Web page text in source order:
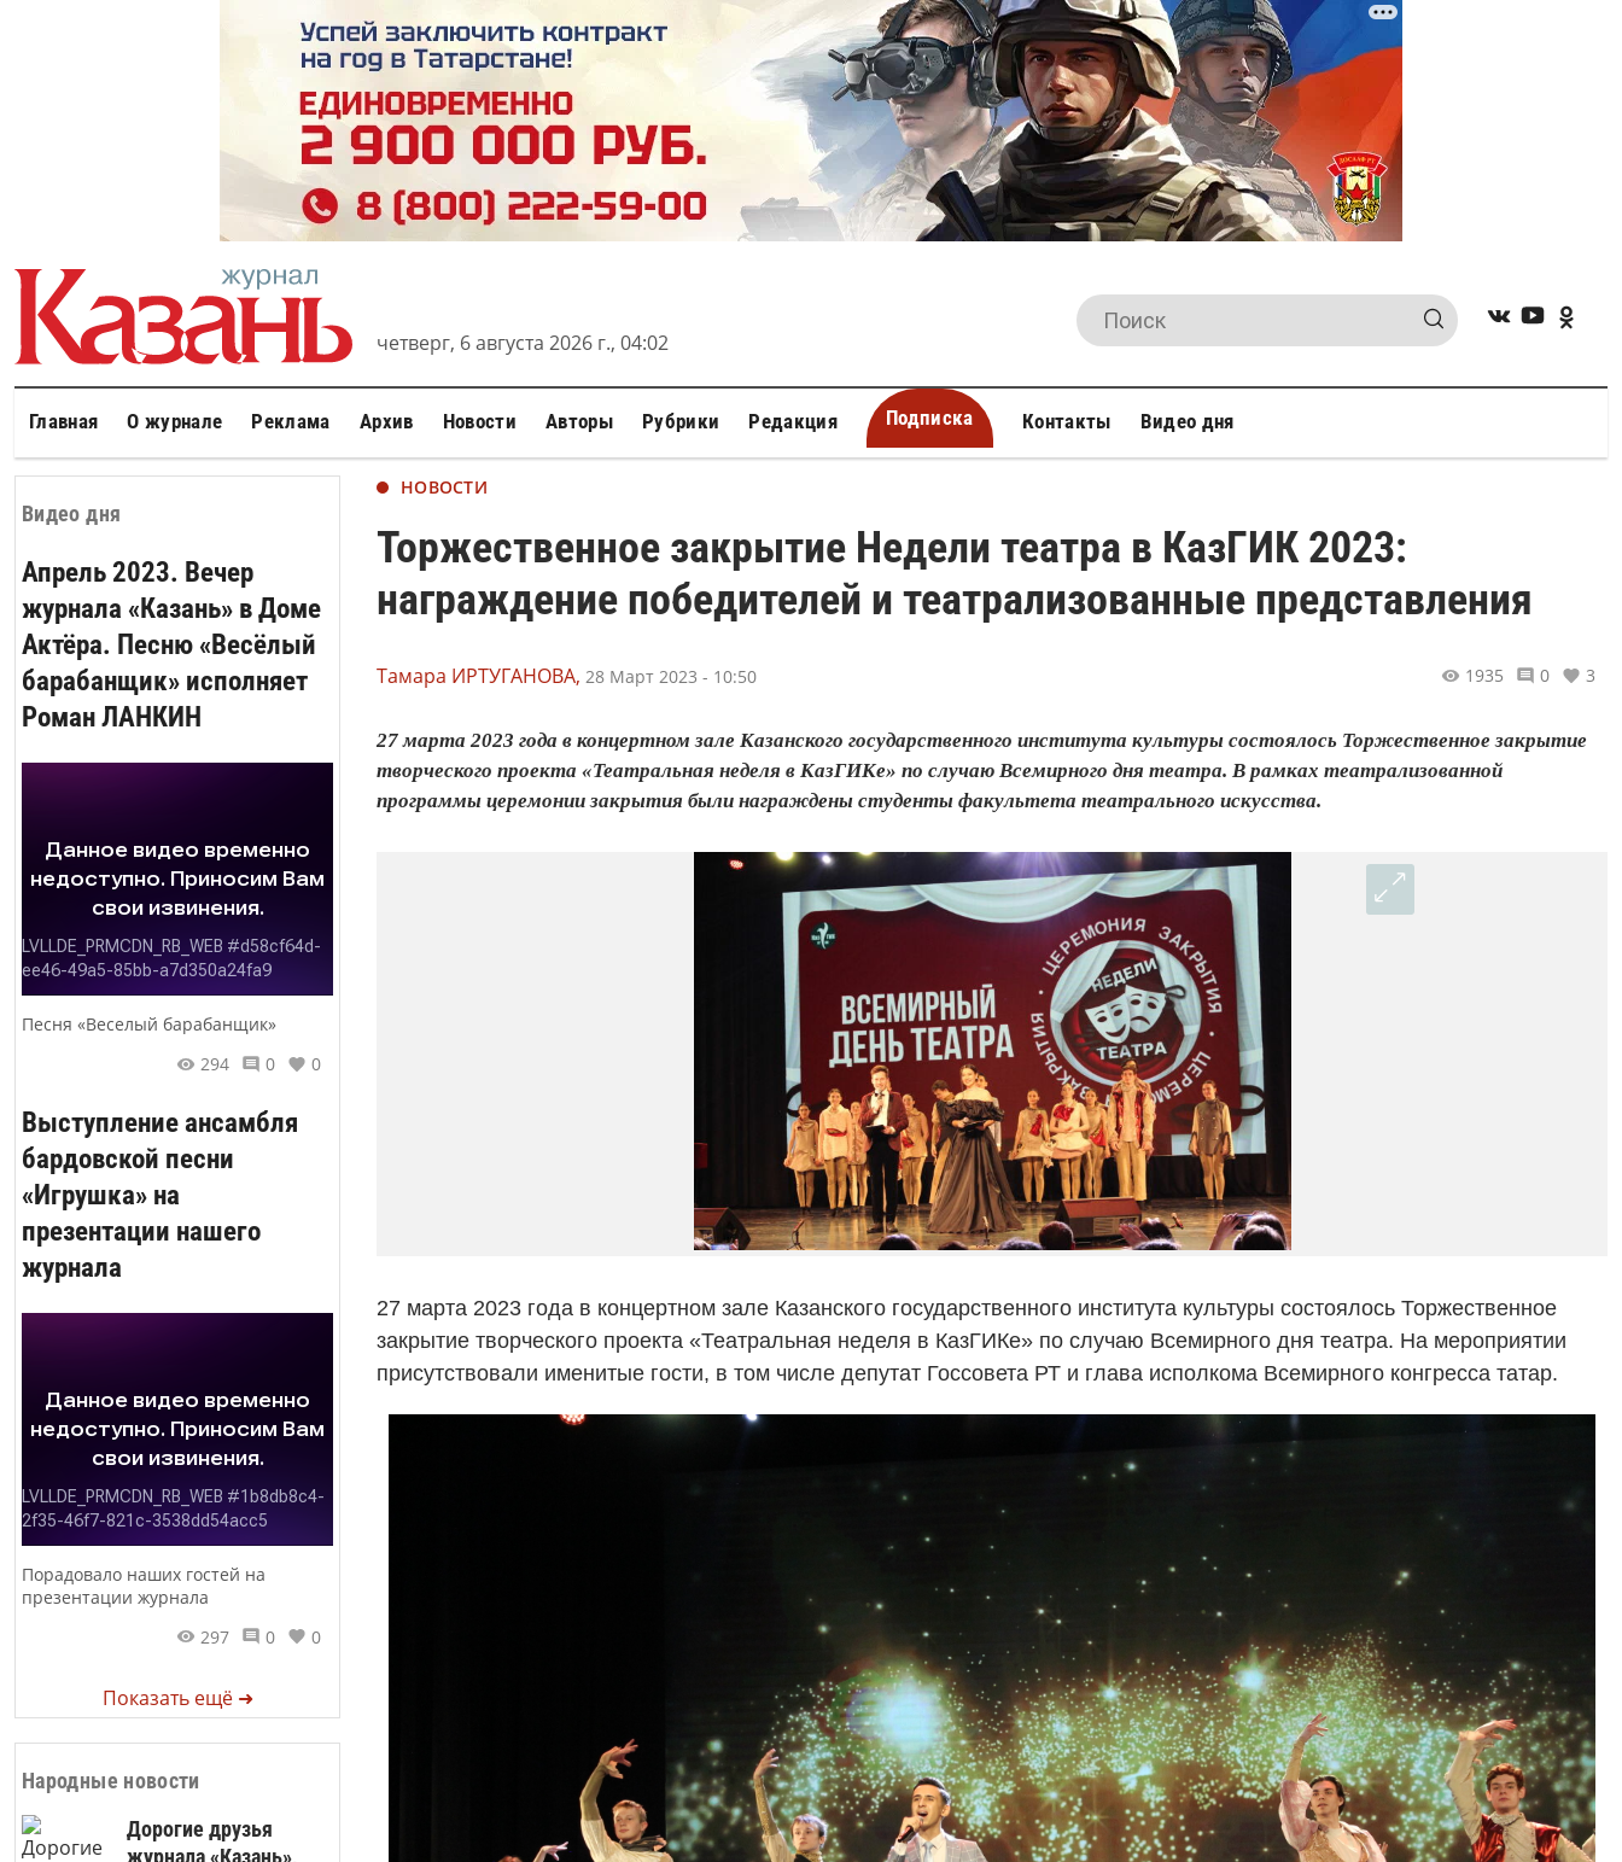
четверг, 6 августа 2026 г., 04:02
Главная О журнале Реклама Архив Новости Авторы Рубрики Редакция Подписка Контакты Видео дня
Видео дня
Апрель 2023. Вечер
журнала «Казань» в Доме
Актёра. Песню «Весёлый
барабанщик» исполняет
Роман ЛАНКИН
Песня «Веселый барабанщик»
294
0 0
Выступление ансамбля
бардовской песни
«Игрушка» на
презентации нашего
журнала
Порадовало наших гостей на
презентации журнала
297
0 0
Показать ещё ➜
Народные новости
Дорогие друзья
журнала «Казань»,
НОВОСТИ
Торжественное закрытие Недели театра в КазГИК 2023:
награждение победителей и театрализованные представления
Тамара ИРТУГАНОВА, 28 Март 2023 - 10:50 1935 0 3
27 марта 2023 года в концертном зале Казанского государственного института культуры состоялось Торжественное закрытие
творческого проекта «Театральная неделя в КазГИКе» по случаю Всемирного дня театра. В рамках театрализованной
программы церемонии закрытия были награждены студенты факультета театрального искусства.
27 марта 2023 года в концертном зале Казанского государственного института культуры состоялось Торжественное
закрытие творческого проекта «Театральная неделя в КазГИКе» по случаю Всемирного дня театра. На мероприятии
присутствовали именитые гости, в том числе депутат Госсовета РТ и глава исполкома Всемирного конгресса татар.